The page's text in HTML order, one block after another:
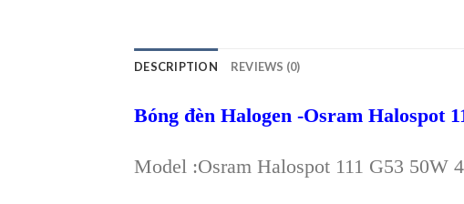
DESCRIPTION REVIEWS (0)
Bóng đèn Halogen -Osram Halospot
Model :Osram Halospot 111 G53 50W